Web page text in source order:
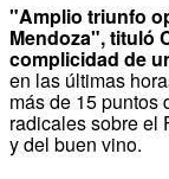
"Amplio triunfo
Mendoza", tituló
complicidad de
en las últimas
más de 15 puntos
radicales sobre el
y del buen vino.